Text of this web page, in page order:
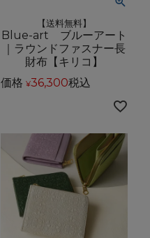
【送料無料】
Blue-art ブルーアート
｜ラウンドファスナー長
財布【キリコ】
価格 ¥36,300税込